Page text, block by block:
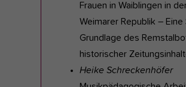
Frauen in Waiblingen in
Weimarer Republik –
Grundlage des
historischer
Heike Schreckenhöfer